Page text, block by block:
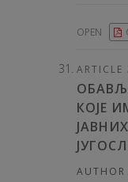
OPEN
ARTICLE
КОЈЕ